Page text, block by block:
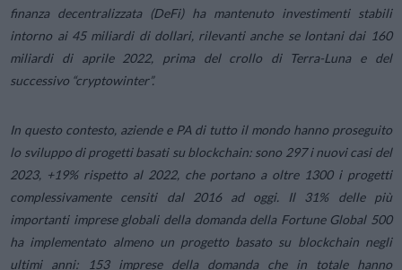
finanza decentralizzata (DeFi) ha mantenuto investimenti stabili
intorno ai 45 miliardi di dollari, rilevanti anche se lontani dai 160
miliardi di aprile 2022, prima del crollo di Terra-Luna e del
successivo “cryptowinter”.
In questo contesto, aziende e PA di tutto il mondo hanno proseguito
lo sviluppo di progetti basati su blockchain: sono 297 i nuovi casi del
2023, +19% rispetto al 2022, che portano a oltre 1300 i progetti
complessivamente censiti dal 2016 ad oggi. Il 31% delle più
importanti imprese globali della domanda della Fortune Global 500
ha implementato almeno un progetto basato su blockchain negli
ultimi anni: 153 imprese della domanda che in totale hanno